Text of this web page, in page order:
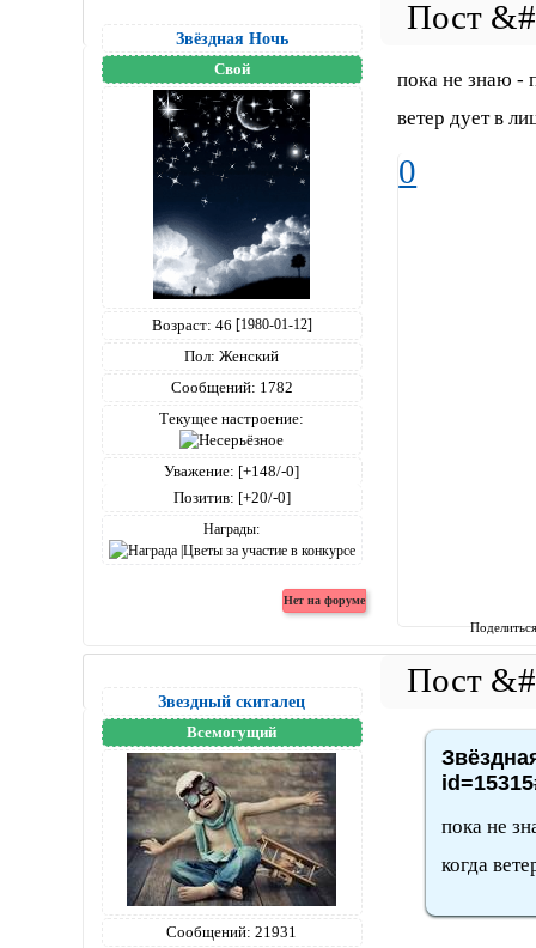
Звёздная Ночь
Свой
Возраст: 46 [1980-01-12]
Пол: Женский
Сообщений: 1782
Текущее настроение:
Уважение: [+148/-0]
Позитив: [+20/-0]
Награды:
пока не знаю -
ветер дует в
0
Звездный скиталец
Всемогущий
Сообщений: 21931
пока не
когда